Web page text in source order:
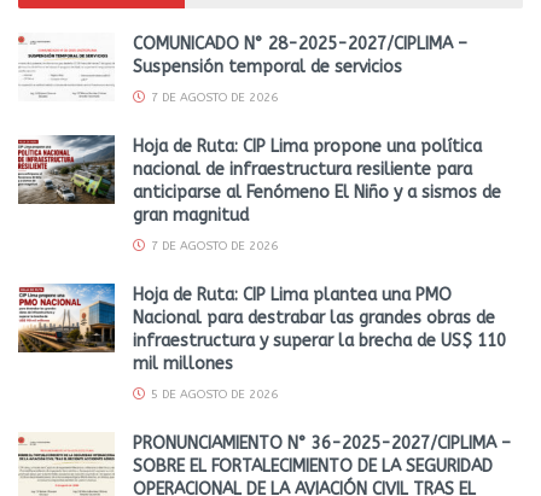
COMUNICADO N° 28-2025-2027/CIPLIMA –
Suspensión temporal de servicios
7 DE AGOSTO DE 2026
Hoja de Ruta: CIP Lima propone una política
nacional de infraestructura resiliente para
anticiparse al Fenómeno El Niño y a sismos de
gran magnitud
7 DE AGOSTO DE 2026
Hoja de Ruta: CIP Lima plantea una PMO
Nacional para destrabar las grandes obras de
infraestructura y superar la brecha de US$ 110
mil millones
5 DE AGOSTO DE 2026
PRONUNCIAMIENTO N° 36-2025-2027/CIPLIMA –
SOBRE EL FORTALECIMIENTO DE LA SEGURIDAD
OPERACIONAL DE LA AVIACIÓN CIVIL TRAS EL